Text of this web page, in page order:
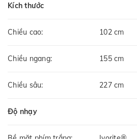
Kích thước
Chiều cao: 102 cm
Chiều ngang: 155 cm
Chiều sâu: 227 cm
Độ nhạy